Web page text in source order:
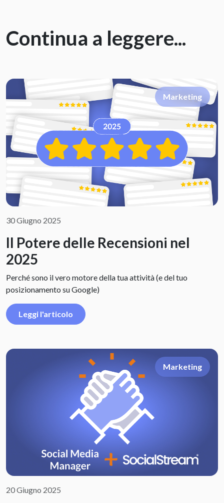
Continua a leggere...
Marketing
30 Giugno 2025
Il Potere delle Recensioni nel
2025
Perché sono il vero motore della tua attività (e del tuo
posizionamento su Google)
Leggi l'articolo
Marketing
20 Giugno 2025